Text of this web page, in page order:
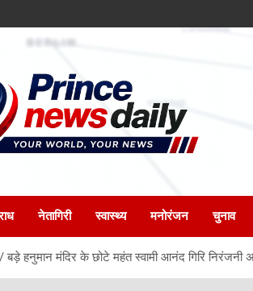
Daily
नेतागिरी स्वास्थ्य मनोरंजन चुनाव
बड़े हनुमान मंदिर के छोटे महंत स्वामी आनंद गिरि निरंजनी